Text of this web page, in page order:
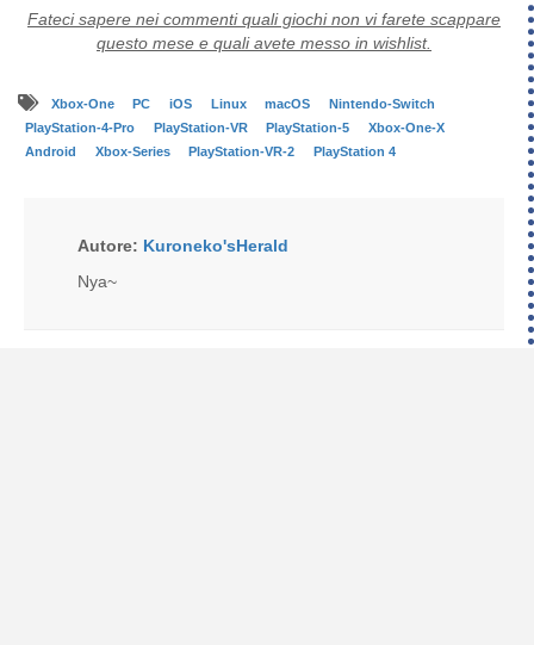
Fateci sapere nei commenti quali giochi non vi farete scappare
questo mese e quali avete messo in wishlist.
Xbox-One PC iOS Linux macOS
Nintendo-Switch
PlayStation-4-Pro
PlayStation-VR PlayStation-5
Xbox-One-X
Android
Xbox-Series PlayStation-VR-2 PlayStation 4
Autore: Kuroneko'sHerald
Nya~